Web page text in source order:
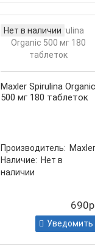
Нет в наличии
Maxler Spirulina Organic
500 мг 180 таблеток
Производитель: Maxler
Наличие: Нет в
наличии
Уведомить